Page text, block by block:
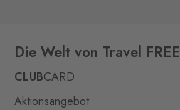
Die Welt von Travel FREE
CLUBCARD
Aktionsangebot